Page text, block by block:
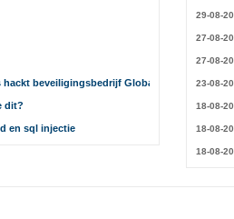
beveiligingsbedrijf GlobalCerts
dit?
en sql injectie
29-08-
27-08-
27-08-
23-08-
18-08-
18-08-
18-08-